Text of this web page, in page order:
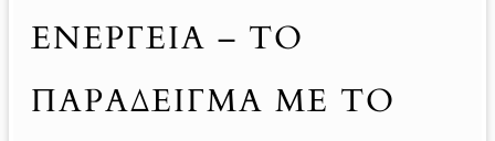
ΕΝΈΡΓΕΙΑ – ΤΟ
ΠΑΡΆΔΕΙΓΜΑ ΜΕ ΤΟ